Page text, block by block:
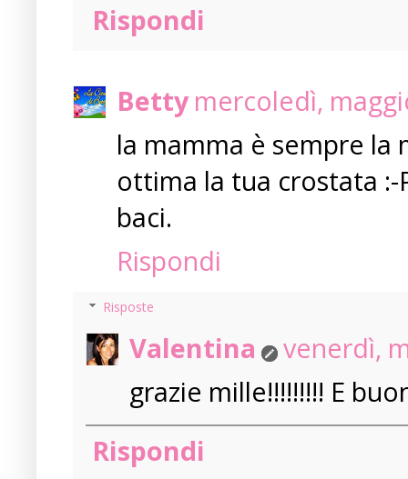
Rispondi
Betty mercoledì,
la mamma è sempre la
ottima la tua crostata :-
baci.
Rispondi
Risposte
Valentina
venerdì,
grazie mille!!!!!!!!! E
Rispondi